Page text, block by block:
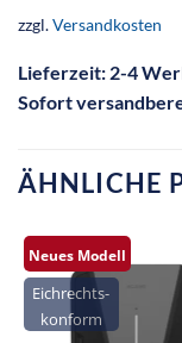
zzgl.Versandkosten
Lieferzeit: 2-4
Sofort
ÄHNLICHE
Eichrechts-
konform
Neues Modell